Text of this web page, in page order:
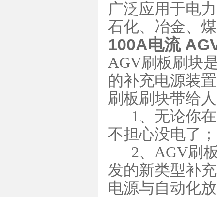
广泛应用于电
石化、冶金、
100A电流
AGV刷板刷块
的补充电源装
刷板刷块带给
1、无论你在
不担心没电了；
2、AGV刷板
发的新类型补
电源与自动化